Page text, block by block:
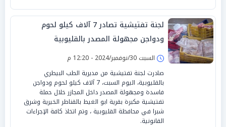
لجنة تفتيشية تصادر 7 آلاف كيلو لحوم
ودواجن مجهولة المصدر بالقليوبية
السبت 30/نوفمبر/2024 - 12:20 م
صادرت لجنة تفتيشية من مديرية الطب البيطري
بالقليوبية، اليوم السبت، 7 آلاف كيلو لحوم ودواجن
فاسدة ومجهولة المصدر داخل المجازر خلال حملة
تفتيشية مكبرة بقرية ابو الغيط بالقناطر الخيرية وشرق
شبرا في محافظة القليوبية ، وتم اتخاذ كافة الإجراءات
القانونية.